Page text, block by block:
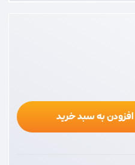
افزودن به سبد خرید